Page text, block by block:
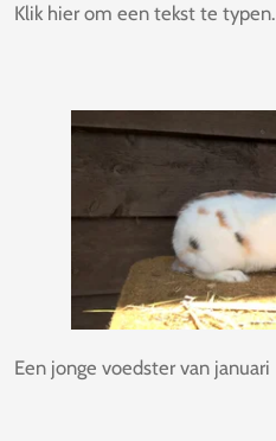
Klik hier om een tekst te typen.
Een jonge voedster van januari